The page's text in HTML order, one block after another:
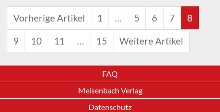
Vorherige Artikel 1 … 5 6 7 8
9 10 11 … 15 Weitere Artikel
FAQ
Meisenbach Verlag
Datenschutz